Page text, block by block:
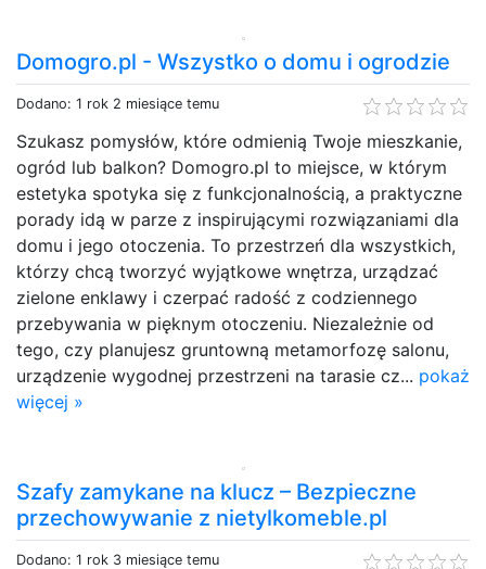
Domogro.pl - Wszystko o domu i ogrodzie
Dodano: 1 rok 2 miesiące temu
Szukasz pomysłów, które odmienią Twoje mieszkanie,
ogród lub balkon? Domogro.pl to miejsce, w którym
estetyka spotyka się z funkcjonalnością, a praktyczne
porady idą w parze z inspirującymi rozwiązaniami dla
domu i jego otoczenia. To przestrzeń dla wszystkich,
którzy chcą tworzyć wyjątkowe wnętrza, urządzać
zielone enklawy i czerpać radość z codziennego
przebywania w pięknym otoczeniu. Niezależnie od
tego, czy planujesz gruntowną metamorfozę salonu,
urządzenie wygodnej przestrzeni na tarasie cz... pokaż
więcej »
Szafy zamykane na klucz – Bezpieczne
przechowywanie z nietylkomeble.pl
Dodano: 1 rok 3 miesiące temu